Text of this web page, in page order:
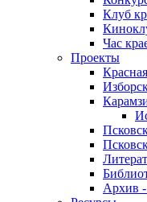
Клуб
Час
Проекты
Архив